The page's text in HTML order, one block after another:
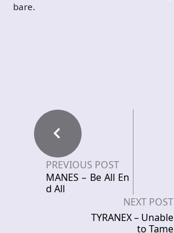
bare.
PREVIOUS POST
MANES – Be All En
d All
NEXT POST
TYRANEX – Unable
to Tame